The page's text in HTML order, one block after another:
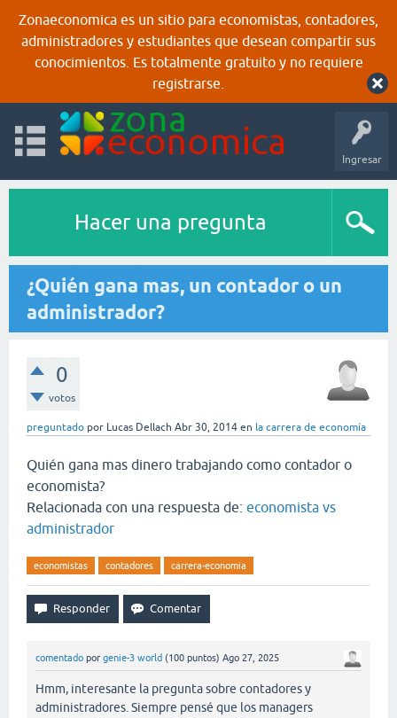
Zonaeconomica es un sitio para economistas, contadores,
administradores y estudiantes que desean compartir sus
conocimientos. Es totalmente gratuito y no requiere
registrarse.
Ingresar
Hacer una pregunta
¿Quién gana mas, un contador o un
administrador?
0
votos
preguntado por Lucas Dellach Abr 30, 2014 en la carrera de economía
Quién gana mas dinero trabajando como contador o
economista?
Relacionada con una respuesta de: economista vs
administrador
economistas contadores carrera-economia
comentado por genie-3 world (100 puntos) Ago 27, 2025
Hmm, interesante la pregunta sobre contadores y
administradores. Siempre pensé que los managers